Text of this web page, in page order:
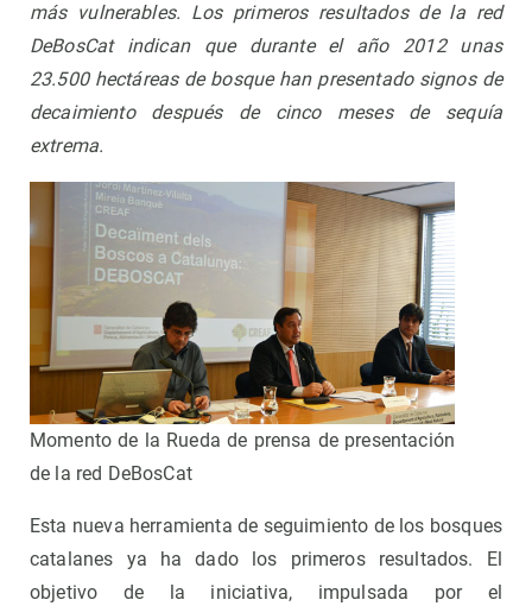
más vulnerables. Los primeros resultados de la red
DeBosCat indican que durante el año 2012 unas
23.500 hectáreas de bosque han presentado signos de
decaimiento después de cinco meses de sequía
extrema.
Momento de la Rueda de prensa de presentación
de la red DeBosCat
Esta nueva herramienta de seguimiento de los bosques
catalanes ya ha dado los primeros resultados. El
objetivo de la iniciativa, impulsada por el